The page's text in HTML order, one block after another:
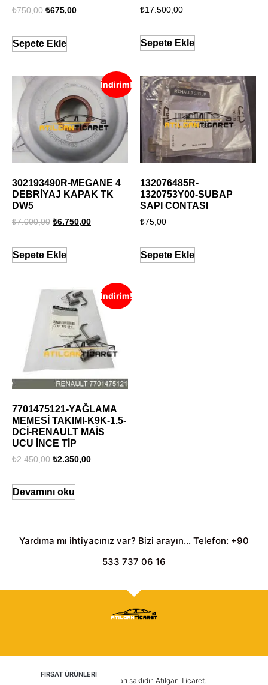
₺750,00 ₺675,00
Sepete Ekle
₺17.500,00
Sepete Ekle
İndirim!
302193490R-MEGANE 4
DEBRİYAJ KAPAK TK
DW5
₺7.000,00 ₺6.750,00
Sepete Ekle
132076485R-
1320753Y00-SUBAP
SAPI CONTASI
₺75,00
Sepete Ekle
İndirim!
7701475121-YAĞLAMA
MEMESİ TAKIMI-K9K-1.5-
DCİ-RENAULT MAİS
UCU İNCE TİP
₺2.450,00 ₺2.350,00
Devamını oku
Yardıma mı ihtiyacınız var? Bizi arayın... Telefon: +90
533 737 06 16
FIRSAT ÜRÜNLERİ
2025 © Tüm hakları saklıdır. Atılgan Ticaret.